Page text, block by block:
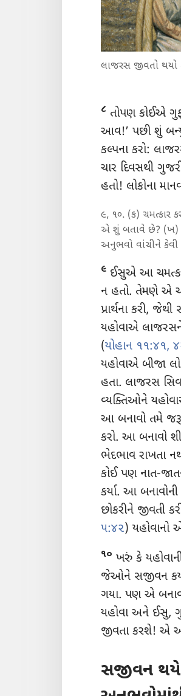
લાજરસ જીવતો થયો
૮ તોપણ કોઈએ
આવ!’ પછી શું
કલ્પના કરો:
ચાર દિવસથી
હતો! લોકોના
૯, ૧૦. (ક) ચમત્કાર
એ શું બતાવે છે? (ખ)
અનુભવો વાંચીને
૯ ઈસુએ આ ચમત્કાર
ન હતો. તેમણે એ
પ્રાર્થના કરી,
યહોવાએ લાજરસને
(યોહાન ૧૧:૪૧,
યહોવાએ બીજા
હતા. લાજરસ
વ્યક્તિઓને
આ બનાવો તમે
કરો. આ બનાવો
ભેદભાવ રાખતા
કોઈ પણ નાત-
કર્યા. આ
છોકરીને જીવતી
૫:૪૨) યહોવાનો
૧૦ ખરું કે
જેઓને સજીવન
ગયા. પણ એ
યહોવા અને ઈસુ,
જીવતા કરશે!
સજીવન